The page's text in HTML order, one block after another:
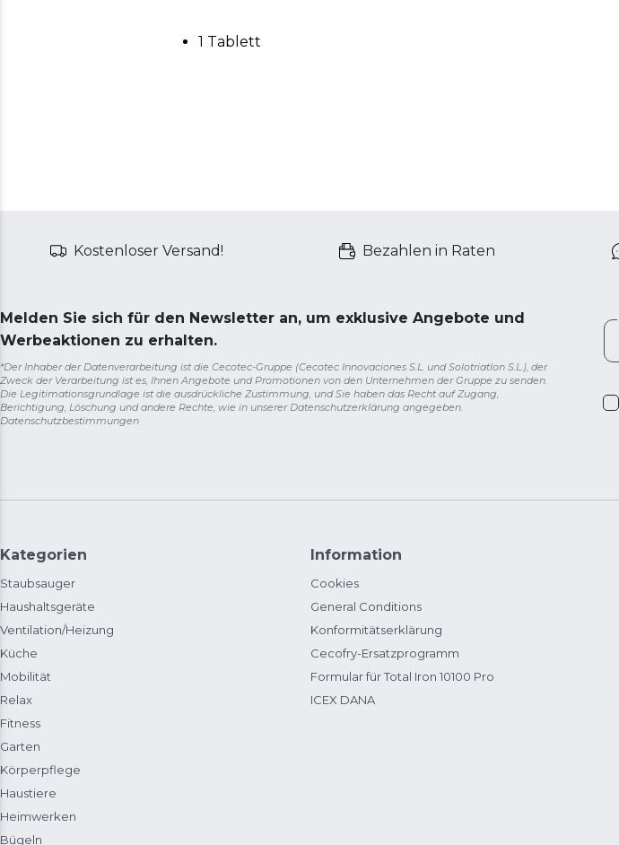
1 Tablett
Kostenloser Versand! Bezahlen in Raten
Melden Sie sich für den Newsletter an, um exklusive Angebote und
Werbeaktionen zu erhalten.
*Der Inhaber der Datenverarbeitung ist die Cecotec-Gruppe (Cecotec Innovaciones S.L. und Solotriatlon S.L.), der
Zweck der Verarbeitung ist es, Ihnen Angebote und Promotionen von den Unternehmen der Gruppe zu senden.
Die Legitimationsgrundlage ist die ausdrückliche Zustimmung, und Sie haben das Recht auf Zugang,
Berichtigung, Löschung und andere Rechte, wie in unserer Datenschutzerklärung angegeben.
Datenschutzbestimmungen
Kategorien
Staubsauger
Haushaltsgeräte
Ventilation/Heizung
Küche
Mobilität
Relax
Fitness
Garten
Körperpflege
Haustiere
Heimwerken
Bügeln
Information
Cookies
General Conditions
Konformitätserklärung
Cecofry-Ersatzprogramm
Formular für Total Iron 10100 Pro
ICEX DANA